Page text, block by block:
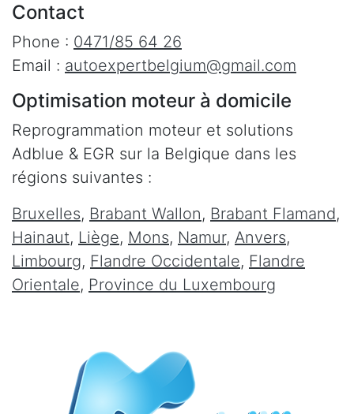
Contact
Phone : 0471/85 64 26
Email : autoexpertbelgium@gmail.com
Optimisation moteur à domicile
Reprogrammation moteur et solutions
Adblue & EGR sur la Belgique dans les
régions suivantes :
Bruxelles, Brabant Wallon, Brabant Flamand,
Hainaut, Liège, Mons, Namur, Anvers,
Limbourg, Flandre Occidentale, Flandre
Orientale, Province du Luxembourg